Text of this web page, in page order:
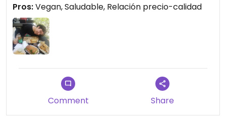
Pros:Vegan, Saludable, Relación precio-calidad
Comment Share